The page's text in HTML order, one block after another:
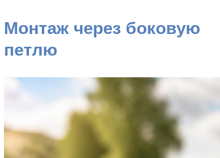
Монтаж через боковую
петлю